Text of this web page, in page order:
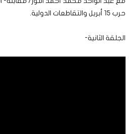
حرب 15 أبريل والتقاطعات الدولية.
الجلقة الثانية-